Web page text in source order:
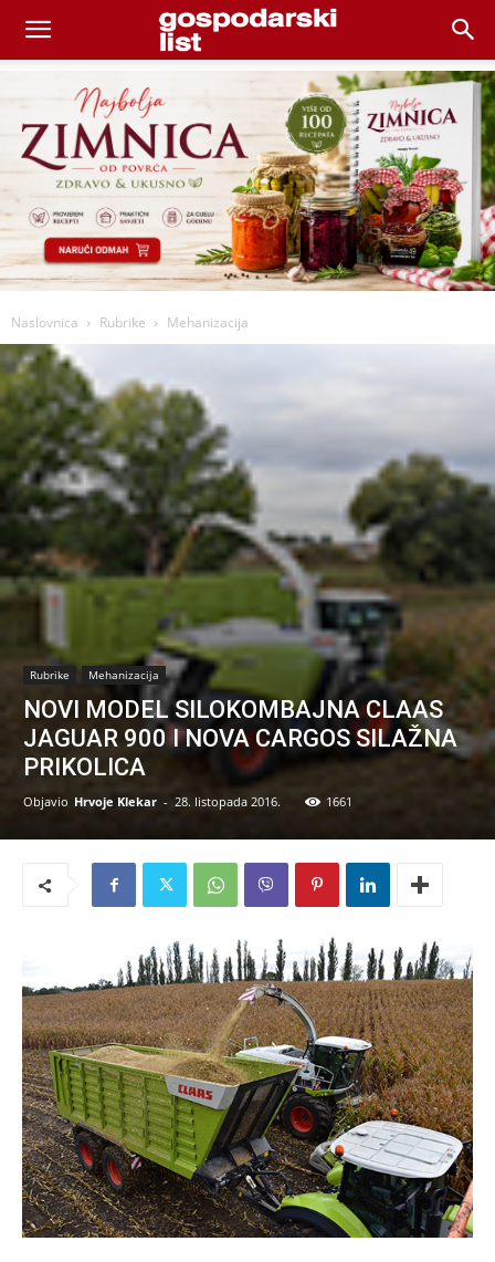
Naslovnica Rubrike Mehanizacija
Rubrike Mehanizacija
NOVI MODEL SILOKOMBAJNA CLAAS
JAGUAR 900 I NOVA CARGOS SILAŽNA
PRIKOLICA
Objavio Hrvoje Klekar - 28. listopada 2016. 1661